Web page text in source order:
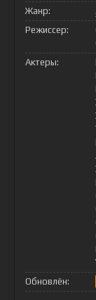
Жанр:
Режиссер:
Актеры:
Обновлён: